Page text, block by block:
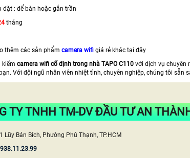
đặt : để bàn hoặc gắn trần
tháng
thêm các sản phẩm camera wifi giá rẻ khác tại đây
kiếm camera wifi cố định trong nhà TAPO C110 với dịch vụ chuyên
Với đội ngũ nhân viên nhiệt tình, chuyên nghiệp, chúng tôi
TY TNHH TM-DV ĐẦU TƯ AN
Lũy Bán Bích, Phường Phú Thạnh, TP.HCM